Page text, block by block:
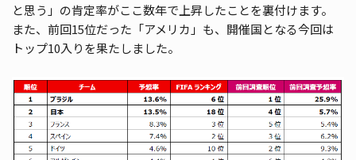
と思う」の肯定率がここ数年で上昇したことを裏付けます。
また、前回15位だった「アメリカ」も、開催国となる今回は
トップ10入りを果たしました。